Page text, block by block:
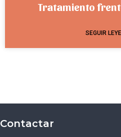
Tratamiento
SEGUIR
Contactar